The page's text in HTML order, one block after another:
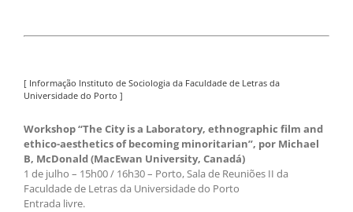
[ Informação Instituto de Sociologia da Faculdade de Letras da
Universidade do Porto ]
Workshop “The City is a Laboratory, ethnographic film and
ethico-aesthetics of becoming minoritarian”, por Michael
B, McDonald (MacEwan University, Canadá)
1 de julho – 15h00 / 16h30 – Porto, Sala de Reuniões II da
Faculdade de Letras da Universidade do Porto
Entrada livre.